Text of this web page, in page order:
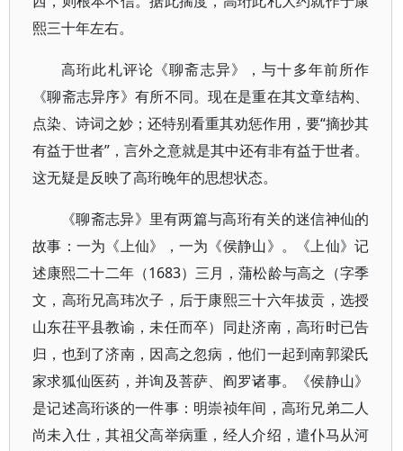
熙三十年左右。
高珩此札评论《聊斋志异》，与十多年前所作
《聊斋志异序》有所不同。现在是重在其文章结构、
点染、诗词之妙；还特别看重其劝惩作用，要“摘抄其
有益于世者”，言外之意就是其中还有非有益于世者。
这无疑是反映了高珩晚年的思想状态。
《聊斋志异》里有两篇与高珩有关的迷信神仙的
故事：一为《上仙》，一为《侯静山》。《上仙》记
述康熙二十二年（1683）三月，蒲松龄与高之（字季
文，高珩兄高玮次子，后于康熙三十六年拔贡，选授
山东茌平县教谕，未任而卒）同赴济南，高珩时已告
归，也到了济南，因高之忽病，他们一起到南郭梁氏
家求狐仙医药，并询及菩萨、阎罗诸事。《侯静山》
是记述高珩谈的一件事：明崇祯年间，高珩兄弟二人
尚未入仕，其祖父高举病重，经人介绍，遣仆马从河